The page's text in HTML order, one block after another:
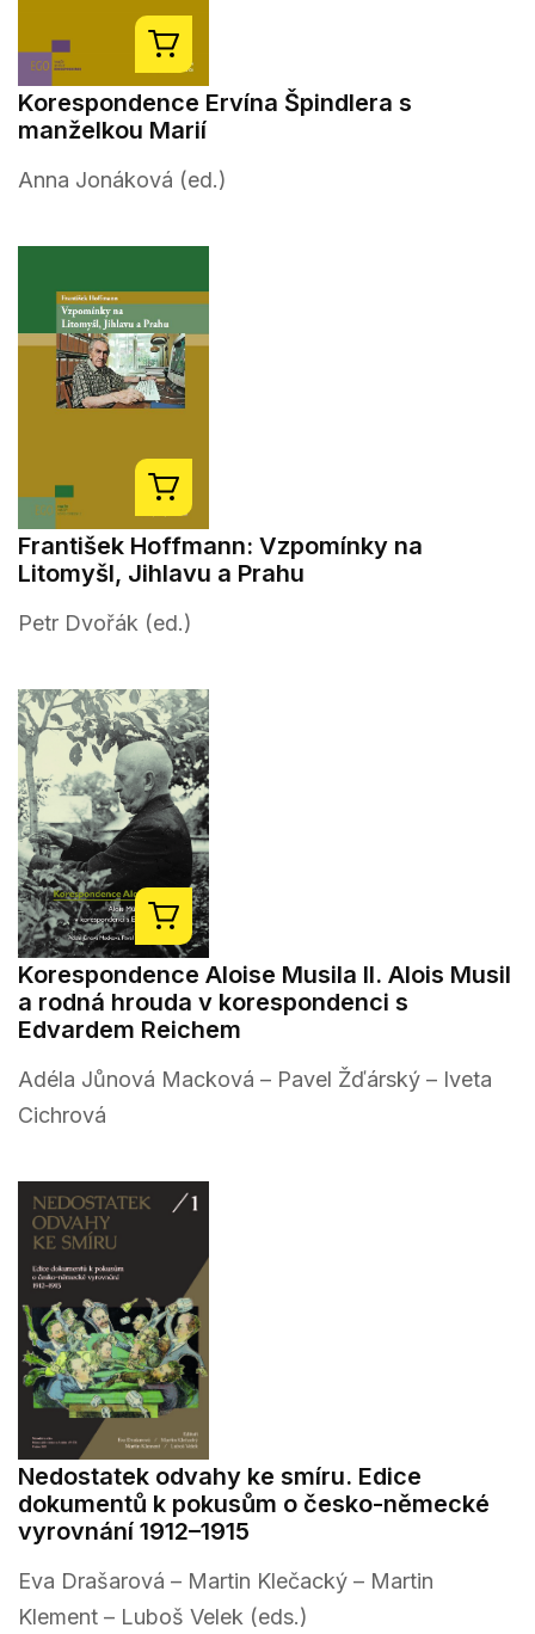
Korespondence Ervína Špindlera s
manželkou Marií
Anna Jonáková (ed.)
František Hoffmann: Vzpomínky na
Litomyšl, Jihlavu a Prahu
Petr Dvořák (ed.)
Korespondence Aloise Musila II. Alois Musil
a rodná hrouda v korespondenci s
Edvardem Reichem
Adéla Jůnová Macková – Pavel Žďárský – Iveta
Cichrová
Nedostatek odvahy ke smíru. Edice
dokumentů k pokusům o česko-německé
vyrovnání 1912–1915
Eva Drašarová – Martin Klečacký – Martin
Klement – Luboš Velek (eds.)